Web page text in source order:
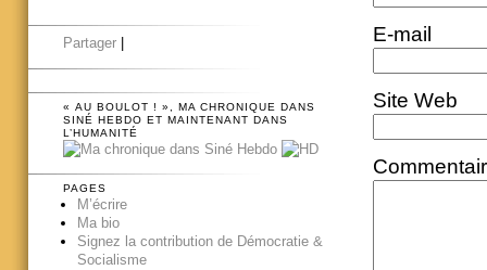
E-mail
Site Web
Partager
« AU BOULOT ! », MA CHRONIQUE DANS
SINÉ HEBDO ET MAINTENANT DANS
L’HUMANITÉ
PAGES
M’écrire
Ma bio
Signez la contribution de Démocratie &
Socialisme